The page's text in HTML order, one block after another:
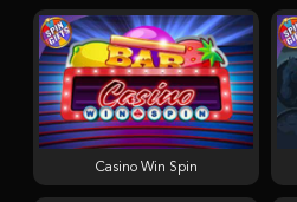
Casino Win Spin